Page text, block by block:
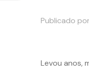
Publicado por
Levou anos,